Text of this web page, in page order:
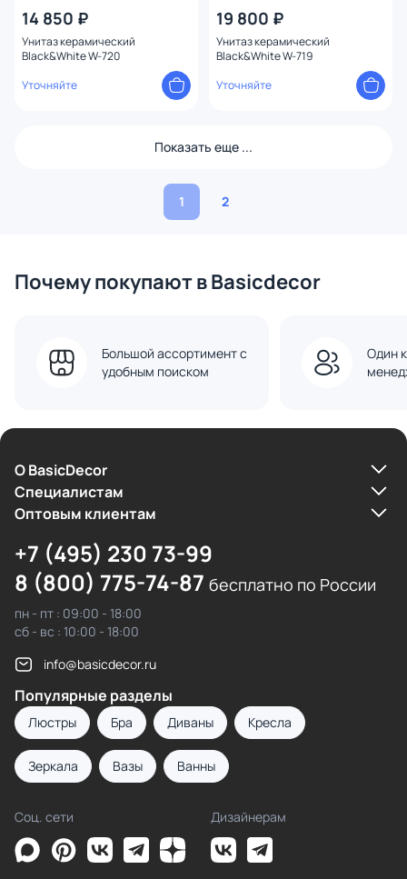
14 850 ₽
Унитаз керамический
Black&White W-720
Уточняйте
19 800 ₽
Унитаз керамический
Black&White W-719
Уточняйте
Показать еще ...
1 2
Почему покупают в Basicdecor
Большой ассортимент с
удобным поиском
Один
О BasicDecor
Cпециалистам
Оптовым клиентам
+7 (495) 230 73-99
8 (800) 775-74-87 бесплатно по России
пн - пт : 09:00 - 18:00
сб - вс : 10:00 - 18:00
info@basicdecor.ru
Популярные разделы
Люстры Бра Диваны Кресла
Зеркала Вазы Ванны
Соц. сети Дизайнерам